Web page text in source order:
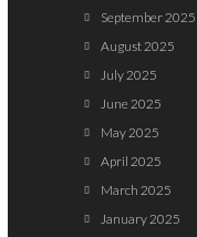
September 2025
August 2025
July 2025
June 2025
May 2025
April 2025
March 2025
January 2025